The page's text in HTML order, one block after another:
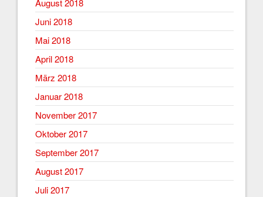
August 2018
Juni 2018
Mai 2018
April 2018
März 2018
Januar 2018
November 2017
Oktober 2017
September 2017
August 2017
Juli 2017